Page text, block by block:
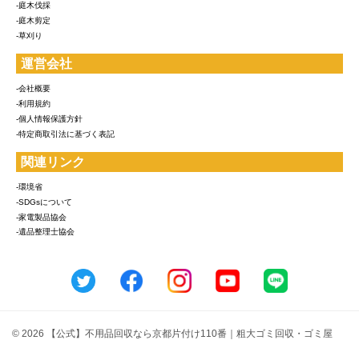
-庭木伐採
-庭木剪定
-草刈り
運営会社
-会社概要
-利用規約
-個人情報保護方針
-特定商取引法に基づく表記
関連リンク
-環境省
-SDGsについて
-家電製品協会
-遺品整理士協会
© 2026 【公式】不用品回収なら京都片付け110番｜粗大ゴミ回収・ゴミ屋